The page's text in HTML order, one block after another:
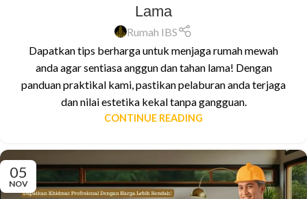
Lama
Rumah IBS
Dapatkan tips berharga untuk menjaga rumah mewah
anda agar sentiasa anggun dan tahan lama! Dengan
panduan praktikal kami, pastikan pelaburan anda terjaga
dan nilai estetika kekal tanpa gangguan.
CONTINUE READING
05
NOV